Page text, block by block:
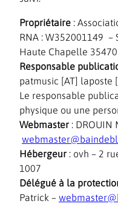
Propriétaire :
RNA : W352001149 –
Haute Chapelle
Responsable
patmusic [AT] laposte
Le responsable
physique ou une
Webmaster : DROUIN
Hébergeur : ovh – 2
1007
Délégué à la
Patrick –